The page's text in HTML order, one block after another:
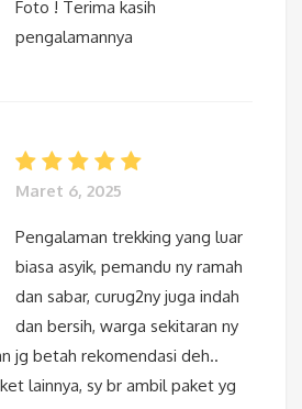
Foto ! Terima kasih
pengalamannya
Maret 6, 2025
Pengalaman trekking yang luar
biasa asyik, pemandu ny ramah
dan sabar, curug2ny juga indah
dan bersih, warga sekitaran ny
jg betah rekomendasi deh..
lainnya, sy br ambil paket yg